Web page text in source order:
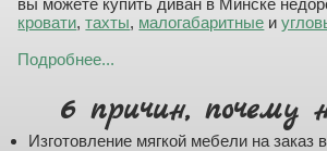
вы можете купить диван в Минске
кровати,тахты, малогабаритные и
Подробнее...
6 причин, почему
Изготовление мягкой мебели на